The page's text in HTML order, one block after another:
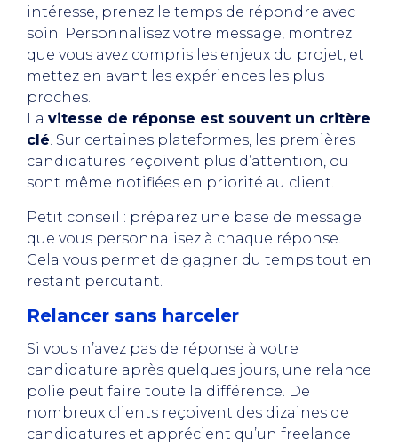
intéresse, prenez le temps de répondre avec
soin. Personnalisez votre message, montrez
que vous avez compris les enjeux du projet, et
mettez en avant les expériences les plus
proches.
La vitesse de réponse est souvent un critère
clé. Sur certaines plateformes, les premières
candidatures reçoivent plus d’attention, ou
sont même notifiées en priorité au client.
Petit conseil : préparez une base de message
que vous personnalisez à chaque réponse.
Cela vous permet de gagner du temps tout en
restant percutant.
Relancer sans harceler
Si vous n’avez pas de réponse à votre
candidature après quelques jours, une relance
polie peut faire toute la différence. De
nombreux clients reçoivent des dizaines de
candidatures et apprécient qu’un freelance